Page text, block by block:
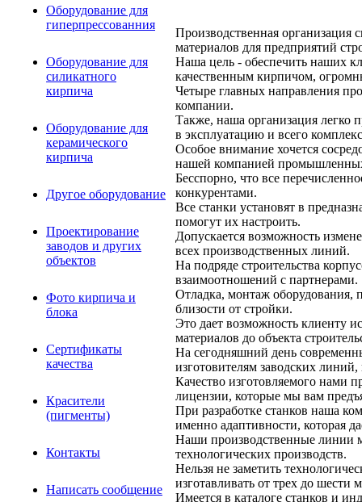
Оборудование для
гиперпрессованния
Оборудование для
силикатного
кирпича
Оборудование для
керамического
кирпича
Другое оборудование
Проектирование
заводов и других
объектов
Фото кирпича и
блока
Сертификаты
качества
Красители
(пигменты)
Контакты
Написать сообщение
Производственная организация
материалов для предприятий
Наша цель - обеспечить наших
качественным кирпичом,
Четыре главных направления
компании.
Также, наша организация легко
в эксплуатацию и всего
Особое внимание хочется
нашей компанией
Бесспорно, что все
конкурентами.
Все станки установят в
помогут их настроить.
Допускается возможность
всех производственных линий.
На подряде строительства
взаимоотношений с партнерами.
Отладка, монтаж оборудования,
близости от стройки.
Это дает возможность клиенту
материалов до объекта
На сегодняшний день
изготовителям заводских
Качество изготовляемого нами
лицензии, которые мы вам
При разработке станков наша
именно адаптивности, которая
Наши производственные линии
технологических производств.
Нельзя не заметить
изготавливать от трех до шести
Имеется в каталоге станков и